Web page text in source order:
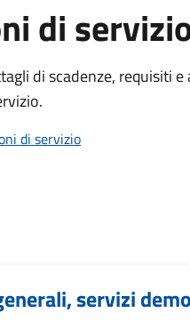
di
di scadenze, requisiti
di servizio
servizi